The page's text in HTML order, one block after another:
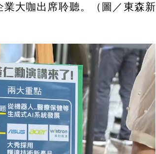
大咖出席聆聽。（圖／東森新